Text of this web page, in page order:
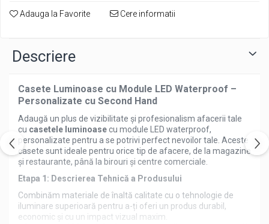
Adauga la Favorite Cere informatii
Descriere
Casete Luminoase cu Module LED Waterproof –
Personalizate cu Second Hand
Adaugă un plus de vizibilitate și profesionalism afacerii tale
cu casetele luminoasecu module LED waterproof,
personalizate pentru a se potrivi perfect nevoilor tale. Aceste
casete sunt ideale pentru orice tip de afacere, de la magazine
și restaurante, până la birouri și centre comerciale.
Etapa 1: Descrierea Tehnică a Produsului
Combinăm materiale de înaltă calitate cu o tehnologie de
iluminare superioară pentru a-ți oferi un produs durabil,
economic și cu un impact vizual maxim.